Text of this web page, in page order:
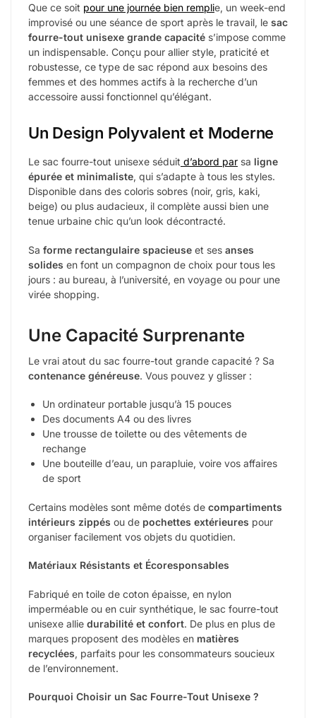
Que ce soit pour une journée bien remplie, un week-end
improvisé ou une séance de sport après le travail, le sac
fourre-tout unisexe grande capacité s’impose comme
un indispensable. Conçu pour allier style, praticité et
robustesse, ce type de sac répond aux besoins des
femmes et des hommes actifs à la recherche d’un
accessoire aussi fonctionnel qu’élégant.
Un Design Polyvalent et Moderne
Le sac fourre-tout unisexe séduit d’abord par sa ligne
épurée et minimaliste, qui s’adapte à tous les styles.
Disponible dans des coloris sobres (noir, gris, kaki,
beige) ou plus audacieux, il complète aussi bien une
tenue urbaine chic qu’un look décontracté.
Sa forme rectangulaire spacieuse et ses anses
solides en font un compagnon de choix pour tous les
jours : au bureau, à l’université, en voyage ou pour une
virée shopping.
Une Capacité Surprenante
Le vrai atout du sac fourre-tout grande capacité ? Sa
contenance généreuse. Vous pouvez y glisser :
Un ordinateur portable jusqu’à 15 pouces
Des documents A4 ou des livres
Une trousse de toilette ou des vêtements de
rechange
Une bouteille d’eau, un parapluie, voire vos affaires
de sport
Certains modèles sont même dotés de compartiments
intérieurs zippés ou de pochettes extérieures pour
organiser facilement vos objets du quotidien.
Matériaux Résistants et Écoresponsables
Fabriqué en toile de coton épaisse, en nylon
imperméable ou en cuir synthétique, le sac fourre-tout
unisexe allie durabilité et confort. De plus en plus de
marques proposent des modèles en matières
recyclées, parfaits pour les consommateurs soucieux
de l’environnement.
Pourquoi Choisir un Sac Fourre-Tout Unisexe ?